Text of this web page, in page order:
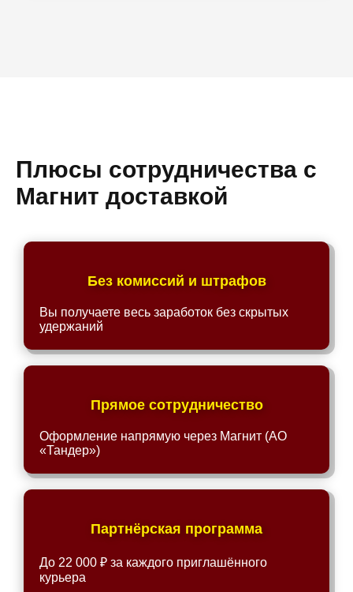
Плюсы сотрудничества с
Магнит доставкой
Без комиссий и штрафов
Вы получаете весь заработок без скрытых
удержаний
Прямое сотрудничество
Оформление напрямую через Магнит (АО
«Тандер»)
Партнёрская программа
До 22 000 ₽ за каждого приглашённого
курьера